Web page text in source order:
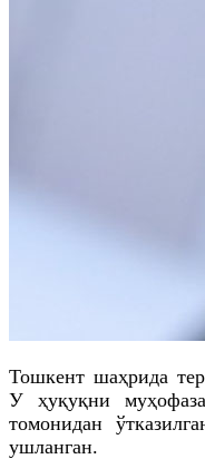
Тошкент шаҳрида
У ҳуқуқни
томонидан
ушланган.